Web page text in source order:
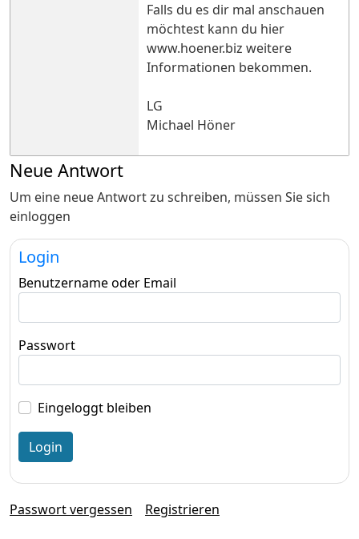
Falls du es dir mal anschauen
möchtest kann du hier
www.hoener.biz weitere
Informationen bekommen.
LG
Michael Höner
Neue Antwort
Um eine neue Antwort zu schreiben, müssen Sie sich
einloggen
Login
Benutzername oder Email
Passwort
Eingeloggt bleiben
Passwort vergessen Registrieren